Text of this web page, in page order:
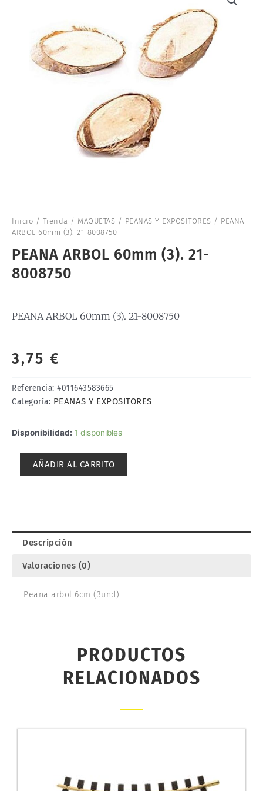
Inicio / Tienda / MAQUETAS / PEANAS Y EXPOSITORES / PEANA
ARBOL 60mm (3). 21-8008750
PEANA ARBOL 60mm (3). 21-
8008750
PEANA ARBOL 60mm (3). 21-8008750
3,75 €
Referencia: 4011643583665
Categoría: PEANAS Y EXPOSITORES
Disponibilidad: 1 disponibles
PEANA
AÑADIR AL CARRITO
Descripción
Valoraciones (0)
Peana arbol 6cm (3und).
PRODUCTOS
RELACIONADOS